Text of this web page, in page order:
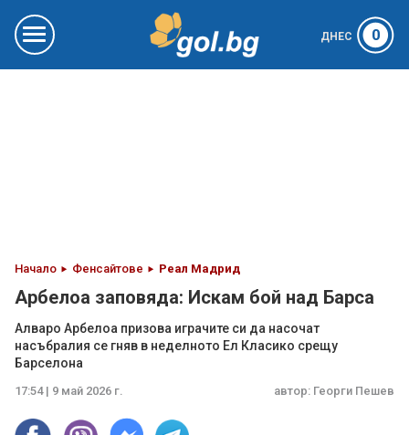
ДНЕС 0
Начало Фенсайтове Реал Мадрид
Арбелоа заповяда: Искам бой над Барса
Алваро Арбелоа призова играчите си да насочат
насъбралия се гняв в неделното Ел Класико срещу
Барселона
17:54 | 9 май 2026 г. автор: Георги Пешев